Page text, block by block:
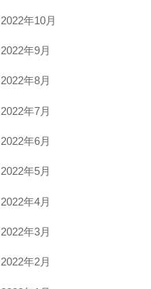
2022年10月
2022年9月
2022年8月
2022年7月
2022年6月
2022年5月
2022年4月
2022年3月
2022年2月